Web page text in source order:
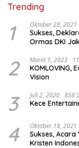
Trending
1 Oktober 28, 2021
Sukses,
Ormas DKI
2 Maret 1, 2023
KOMLOVING,
Vision
3 Juli 2, 2020 858
Kece
4 Oktober 18, 2021
Sukses, Acara ‘Dies Natalis’
Kristen